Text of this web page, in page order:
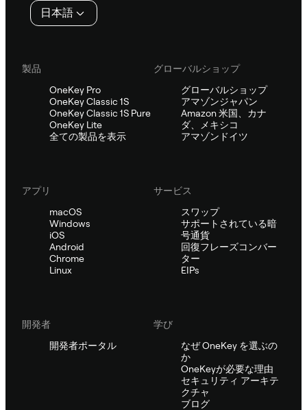
日本語
製品
OneKey Pro
OneKey Classic 1S
OneKey Classic 1S Pure
OneKey Lite
全ての製品を表示
グローバルショップ
グローバルショップ
アマゾンジャパン
Amazon 米国、カナ
ダ、メキシコ
アマゾンドイツ
アプリ
macOS
Windows
iOS
Android
Chrome
Linux
サービス
スワップ
サポートされている暗
号通貨
回復フレーズコンバー
ター
EIPs
開発者
開発者ポータル
学び
なぜ OneKey を選ぶの
か
OneKeyが必要な理由
セキュリティ アーキテ
クチャ
ブログ